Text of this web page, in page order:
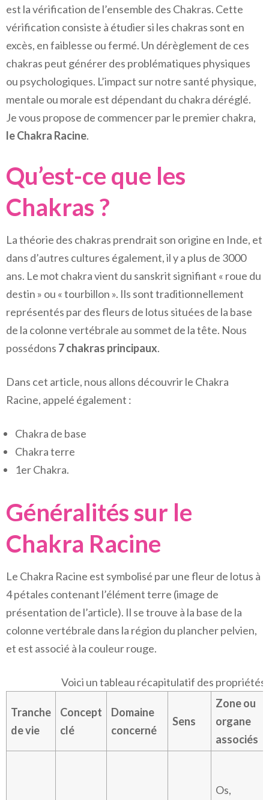
est la vérification de l’ensemble des Chakras. Cette
vérification consiste à étudier si les chakras sont en
excès, en faiblesse ou fermé. Un dérèglement de ces
chakras peut générer des problématiques physiques
ou psychologiques. L’impact sur notre santé physique,
mentale ou morale est dépendant du chakra déréglé.
Je vous propose de commencer par le premier chakra,
le Chakra Racine.
Qu’est-ce que les
Chakras ?
La théorie des chakras prendrait son origine en Inde, et
dans d’autres cultures également, il y a plus de 3000
ans. Le mot chakra vient du sanskrit signifiant « roue du
destin » ou « tourbillon ». Ils sont traditionnellement
représentés par des fleurs de lotus situées de la base
de la colonne vertébrale au sommet de la tête. Nous
possédons 7 chakras principaux.
Dans cet article, nous allons découvrir le Chakra
Racine, appelé également :
Chakra de base
Chakra terre
1er Chakra.
Généralités sur le
Chakra Racine
Le Chakra Racine est symbolisé par une fleur de lotus à
4 pétales contenant l’élément terre (image de
présentation de l’article). Il se trouve à la base de la
colonne vertébrale dans la région du plancher pelvien,
et est associé à la couleur rouge.
Voici un tableau récapitulatif des propriétés
Tranche
de vie
Concept
clé
Domaine
concerné
Sens
Zone ou
organe
associés
Os,